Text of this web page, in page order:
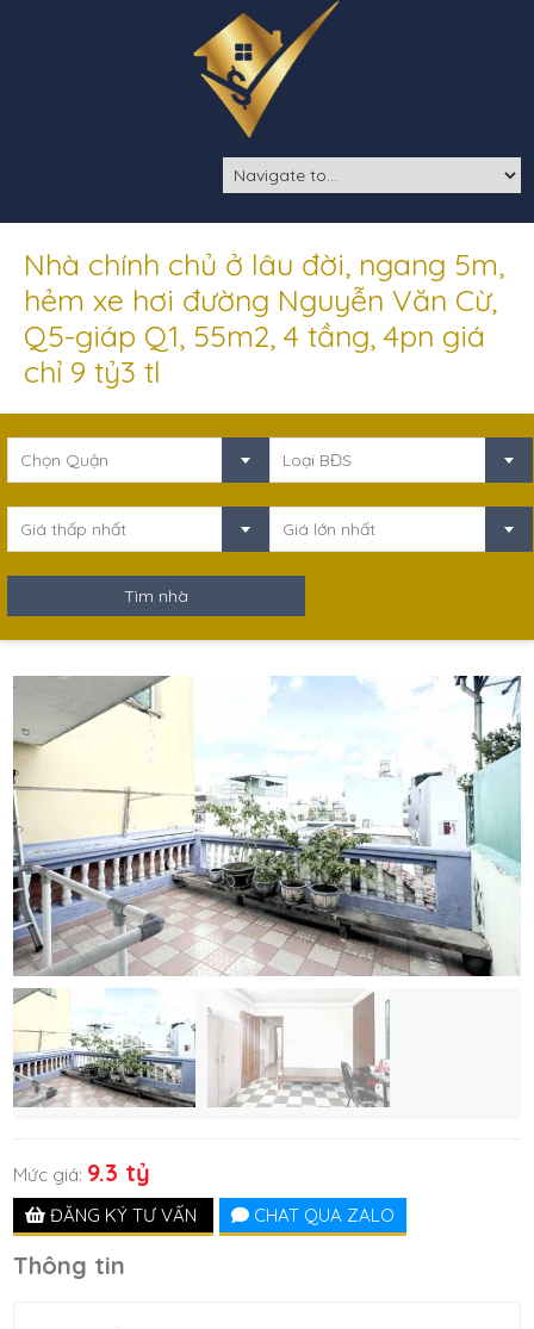
Nhà chính chủ ở lâu đời, ngang 5m,
hẻm xe hơi đường Nguyễn Văn Cừ,
Q5-giáp Q1, 55m2, 4 tầng, 4pn giá
chỉ 9 tỷ3 tl
Chọn Quận Loại BĐS
Giá thấp nhất Giá lớn nhất
Mức giá: 9.3 tỷ
ĐĂNG KÝ TƯ VẤN CHAT QUA ZALO
Thông tin